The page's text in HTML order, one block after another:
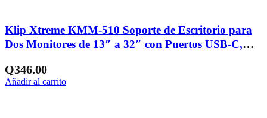
Klip Xtreme KMM-510 Soporte de Escritorio para
Dos Monitores de 13″ a 32″ con Puertos USB-C,
Q346.00
Añadir al carrito